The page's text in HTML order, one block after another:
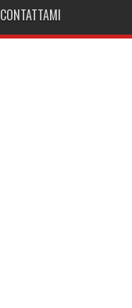
CONTATTAMI